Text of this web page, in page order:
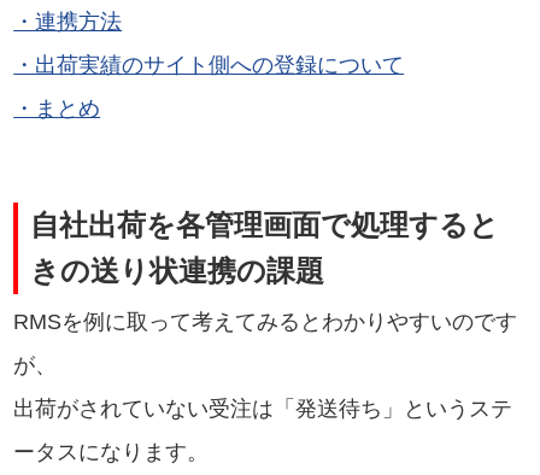
・連携方法
・出荷実績のサイト側への登録について
・まとめ
自社出荷を各管理画面で処理すると
きの送り状連携の課題
RMSを例に取って考えてみるとわかりやすいのです
が、
出荷がされていない受注は「発送待ち」というステ
ータスになります。